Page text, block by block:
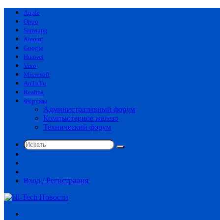
Apple
Oppo
Samsung
Xiaomi
Google
Huawei
Vivo
Microsoft
AnTuTu
Realme
Форумы
Административный форум
Компьютерное железо
Технический форум
Искать
статья
Вход / Регистрация